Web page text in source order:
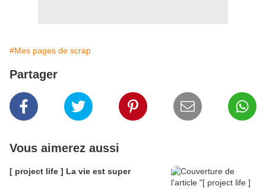
#Mes pages de scrap
Partager
Vous aimerez aussi
[ project life ] La vie est super